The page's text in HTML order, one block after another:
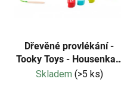
Dřevěné provlékání -
Tooky Toys - Housenka
čísly
Skladem (>5 ks)